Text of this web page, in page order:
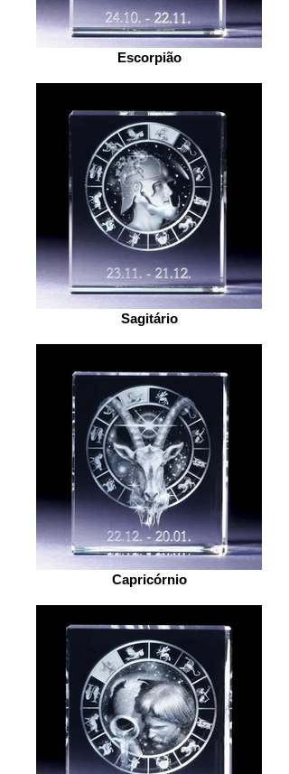
Escorpião
Sagitário
Capricórnio